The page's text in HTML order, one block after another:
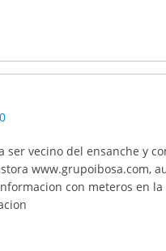
ser vecino del ensanche y
www.grupoibosa.com,
con meteros en